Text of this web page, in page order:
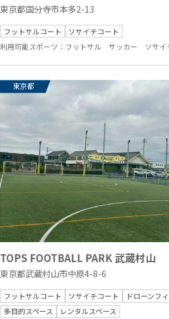
東京都国分寺市本多2-13
フットサルコート
ソサイチコート
利用可能スポーツ： フットサル サッカー ソサイ
東京都
TOPS FOOTBALL PARK 武蔵村山
東京都武蔵村山市中原4-8-6
フットサルコート ソサイチコート
ドローンフ
多目的スペース
レンタルスペース